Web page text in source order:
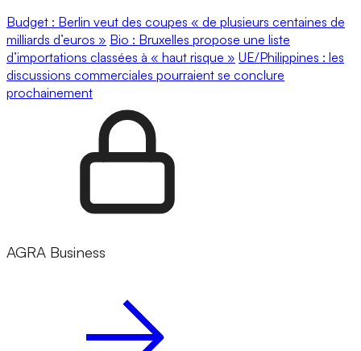
Budget : Berlin veut des coupes « de plusieurs centaines de
milliards d’euros » Bio : Bruxelles propose une liste
d’importations classées à « haut risque » UE/Philippines : les
discussions commerciales pourraient se conclure
prochainement
AGRA Business